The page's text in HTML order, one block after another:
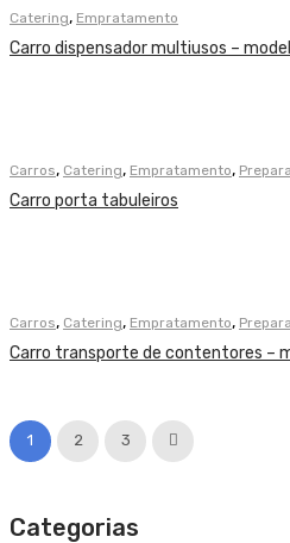
Catering, Empratamento
Carro dispensador multiusos –
Carros, Catering, Empratamento,
Carro porta tabuleiros
Carros, Catering, Empratamento,
Carro transporte de contentores –
1 2 3
Categorias